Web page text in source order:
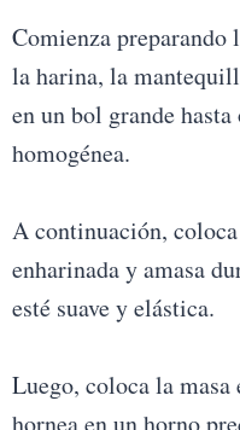
Comienza preparando
la harina, la
en un bol grande
homogénea.
A continuación,
enharinada y amasa
esté suave y elástica.
Luego, coloca la